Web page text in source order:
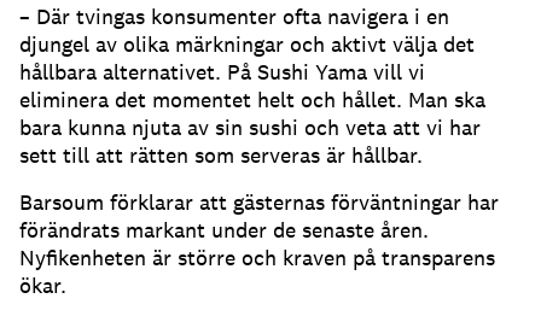
– Där tvingas konsumenter ofta navigera i en
djungel av olika märkningar och aktivt välja det
hållbara alternativet. På Sushi Yama vill vi
eliminera det momentet helt och hållet. Man ska
bara kunna njuta av sin sushi och veta att vi har
sett till att rätten som serveras är hållbar.
Barsoum förklarar att gästernas förväntningar har
förändrats markant under de senaste åren.
Nyfikenheten är större och kraven på transparens
ökar.